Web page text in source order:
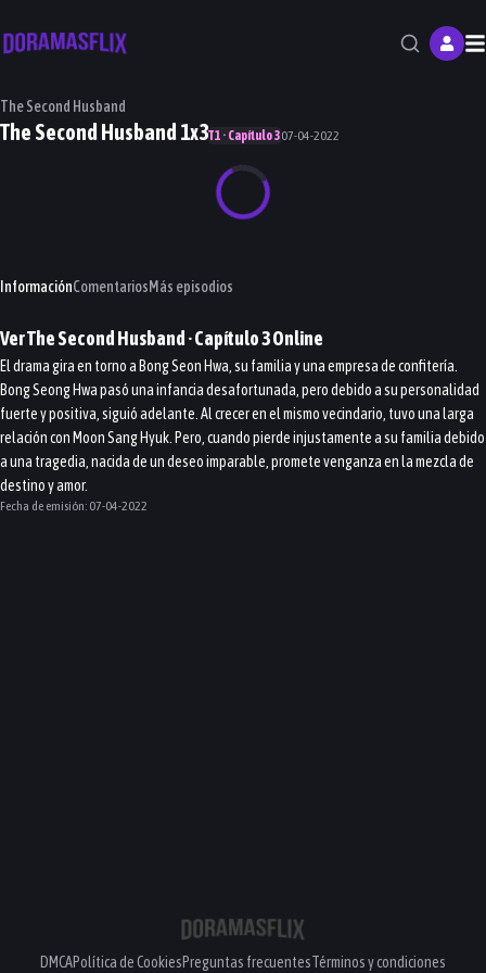
The Second Husband
The Second Husband 1x3T1 · Capítulo 307-04-2022
InformaciónComentariosMás episodios
VerThe Second Husband· Capítulo3Online
El drama gira en torno a Bong Seon Hwa, su familia y una empresa de confitería.
Bong Seong Hwa pasó una infancia desafortunada, pero debido a su personalidad
fuerte y positiva, siguió adelante. Al crecer en el mismo vecindario, tuvo una larga
relación con Moon Sang Hyuk. Pero, cuando pierde injustamente a su familia debido
a una tragedia, nacida de un deseo imparable, promete venganza en la mezcla de
destino y amor.
Fecha de emisión: 07-04-2022
DMCAPolítica de CookiesPreguntas frecuentesTérminos y condiciones